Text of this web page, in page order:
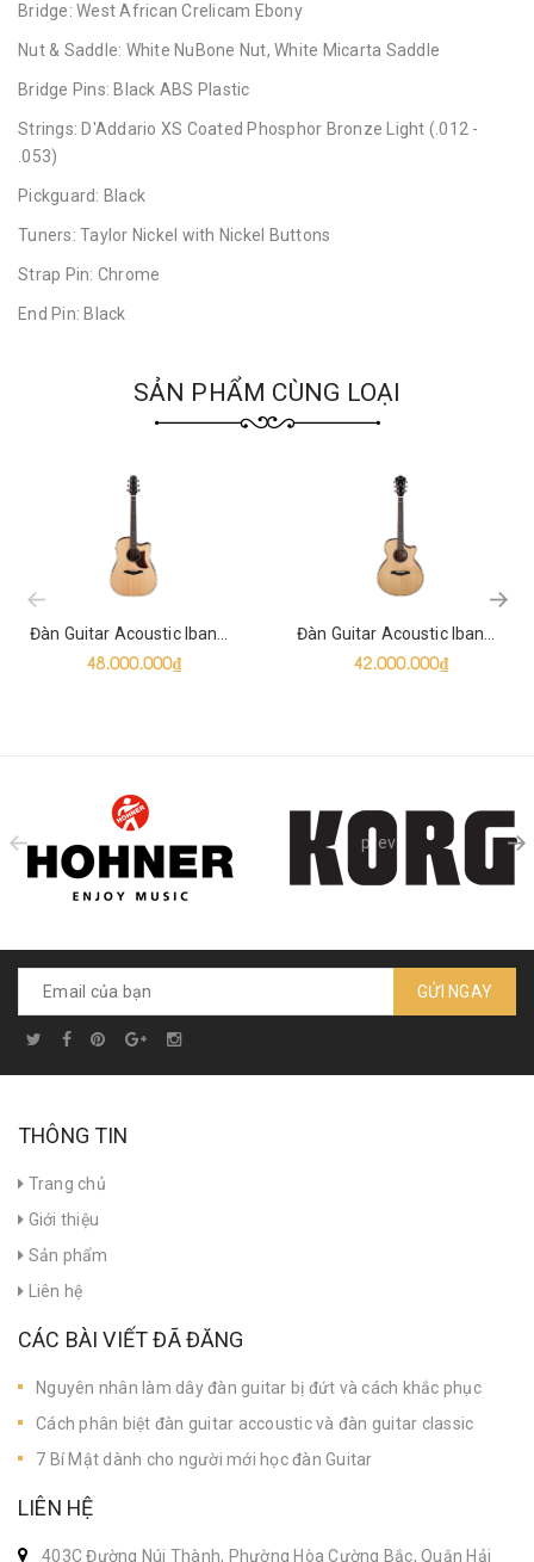
Bridge: West African Crelicam Ebony
Nut & Saddle: White NuBone Nut, White Micarta Saddle
Bridge Pins: Black ABS Plastic
Strings: D'Addario XS Coated Phosphor Bronze Light (.012 -
.053)
Pickguard: Black
Tuners: Taylor Nickel with Nickel Buttons
Strap Pin: Chrome
End Pin: Black
SẢN PHẨM CÙNG LOẠI
Đàn Guitar Acoustic Ibanez AAD400CE Natural
48.000.000₫
Đàn Guitar Acoustic Ibanez AE410 Natural High Gloss
42.000.000₫
prev
prev
GỬI NGAY
THÔNG TIN
Trang chủ
Giới thiệu
Sản phẩm
Liên hệ
CÁC BÀI VIẾT ĐÃ ĐĂNG
Nguyên nhân làm dây đàn guitar bị đứt và cách khắc phục
Cách phân biệt đàn guitar accoustic và đàn guitar classic
7 Bí Mật dành cho người mới học đàn Guitar
LIÊN HỆ
403C Đường Núi Thành, Phường Hòa Cường Bắc, Quận Hải